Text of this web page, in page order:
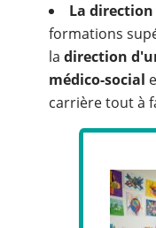
La
formations
la direction
médico-social
carrière tout à